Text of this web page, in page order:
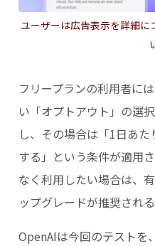
ユーザーは広告表示を詳細に
フリープランの利用者に
い「オプトアウト」の選
し、その場合は「1日あ
する」という条件が適用
なく利用したい場合は、
ップグレードが推奨される
OpenAIは今回のテストを